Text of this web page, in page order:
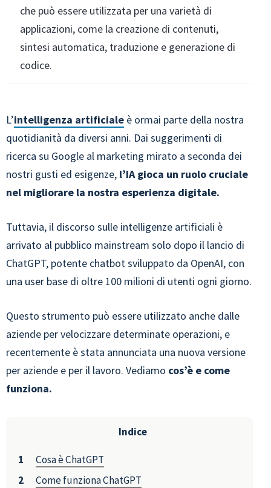
che può essere utilizzata per una varietà di
applicazioni, come la creazione di contenuti,
sintesi automatica, traduzione e generazione di
codice.
L’intelligenza artificiale è ormai parte della nostra
quotidianità da diversi anni. Dai suggerimenti di
ricerca su Google al marketing mirato a seconda dei
nostri gusti ed esigenze, l’IA gioca un ruolo cruciale
nel migliorare la nostra esperienza digitale.
Tuttavia, il discorso sulle intelligenze artificiali è
arrivato al pubblico mainstream solo dopo il lancio di
ChatGPT, potente chatbot sviluppato da OpenAI, con
una user base di oltre 100 milioni di utenti ogni giorno.
Questo strumento può essere utilizzato anche dalle
aziende per velocizzare determinate operazioni, e
recentemente è stata annunciata una nuova versione
per aziende e per il lavoro. Vediamo cos’è e come
funziona.
Indice
Cosa è ChatGPT
Come funziona ChatGPT